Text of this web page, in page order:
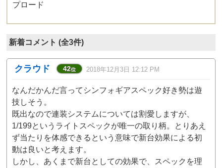
プロード
新着コメント (全3件)
クラウド 42位 2018年12月3日 12:12 PM
なんだかんだ言ってシンフォギアスペック好き勢は遊
技しそう。
既出なので連装システムについては割愛しますが、
1/199というライトスペックが唯一の取り柄。とりあえ
ず当たりを体感できるという意味で新台効果による初
動は良いと考えます。
しかし、あくまで新台としての効果で、スペックを理